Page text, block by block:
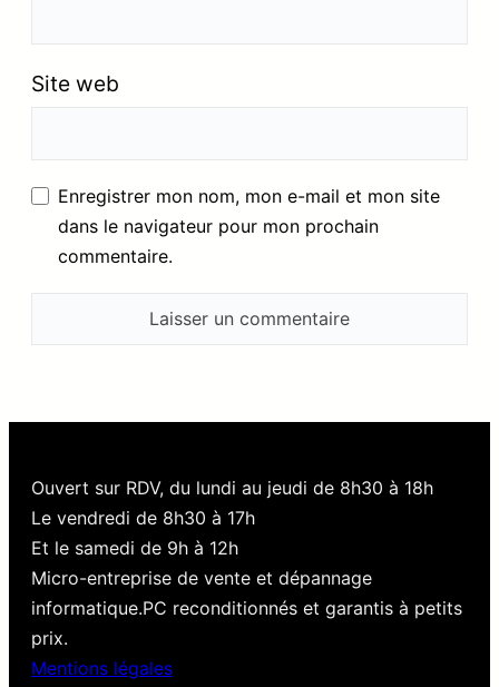
Site web
Enregistrer mon nom, mon e-mail et mon site
dans le navigateur pour mon prochain
commentaire.
Ouvert sur RDV, du lundi au jeudi de 8h30 à 18h
Le vendredi de 8h30 à 17h
Et le samedi de 9h à 12h
Micro-entreprise de vente et dépannage
informatique.PC reconditionnés et garantis à petits
prix.
Mentions légales